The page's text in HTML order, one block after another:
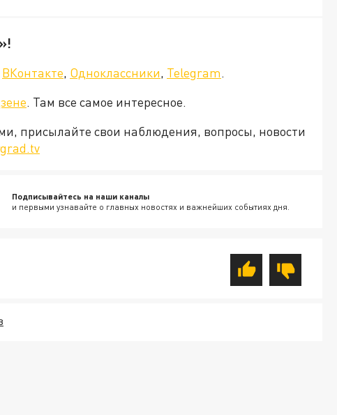
ВКонтакте, Одноклассники, Telegram.
. Там все самое интересное.
присылайте свои наблюдения, вопросы, новости
Подписывайтесь на наши каналы
и первыми узнавайте о главных новостях и важнейших событиях дня.